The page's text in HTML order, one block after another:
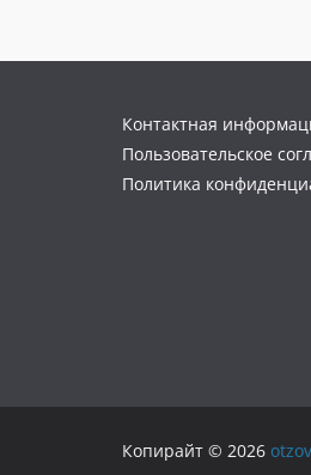
Контактная
Пользовательское
Политика
Копирайт © 2026